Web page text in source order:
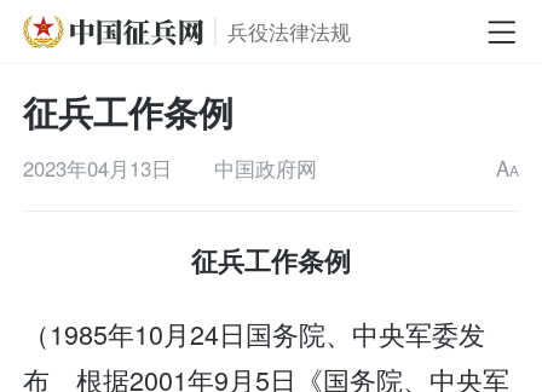
兵役法律法规
征兵工作条例
2023年04月13日 中国政府网 AA
征兵工作条例
（1985年10月24日国务院、中央军委发
布 根据2001年9月5日《国务院、中央军